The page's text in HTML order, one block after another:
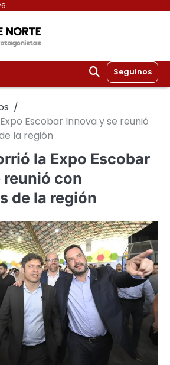
Seguinos
Escobar Innova y se reunió
la región
la Expo Escobar
reunió con
de la región